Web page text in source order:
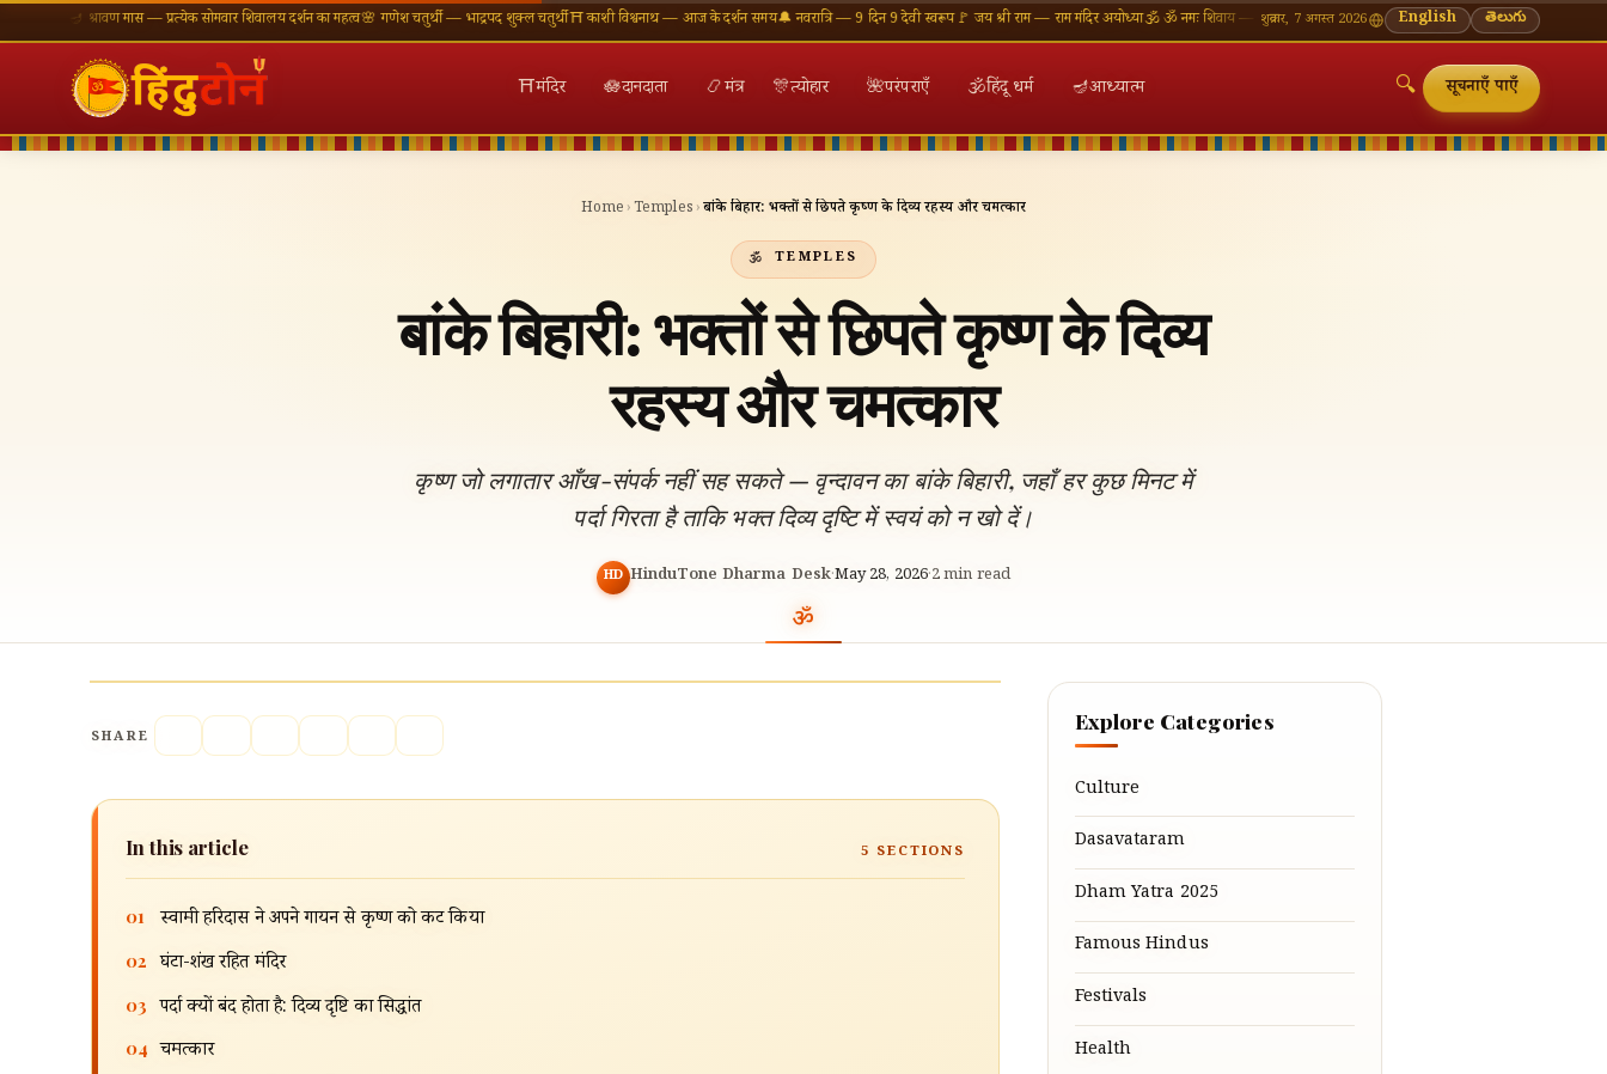
🪔 श्रावण मास — प्रत्येक सोमवार शिवालय दर्शन का महत्व🌸 गणेश चतुर्थी — भाद्रपद शुक्ल चतुर्थी⛩ काशी विश्वनाथ — आज के दर्शन समय🔔 नवरात्रि — 9 दिन 9 देवी स्वरूप🚩 जय श्री राम — राम मंदिर अयोध्या🕉 ॐ नमः शिवाय — सोमवार व्रत की शुभकामनाएँ🪔 श्रावण मास — प्रत्येक सोमवार शिवालय दर्शन का
शुक्रवार, 7 अगस्त 2026 English తెలుగు
⛩मंदिर 🪷दानदाता 📿मंत्र 🎊त्योहार 🌺परंपराएँ 🕉हिंदू धर्म 🪔आध्यात्म 🔍 सूचनाएँ पाएँ
Home ›Temples ›बांके बिहारी: भक्तों से छिपते कृष्ण के दिव्य रहस्य और चमत्कार
TEMPLES
बांके बिहारी: भक्तों से छिपते कृष्ण के दिव्य
रहस्य और चमत्कार
कृष्ण जो लगातार आँख-संपर्क नहीं सह सकते — वृन्दावन का बांके बिहारी, जहाँ हर कुछ मिनट में
पर्दा गिरता है ताकि भक्त दिव्य दृष्टि में स्वयं को न खो दें।
HD HinduTone Dharma Desk·May 28, 2026·2min read
SHARE
In this article 5 SECTIONS
01 स्वामी हरिदास ने अपने गायन से कृष्ण को प्रकट किया
02 घंटा-शंख रहित मंदिर
03 पर्दा क्यों बंद होता है: दिव्य दृष्टि का सिद्धांत
04 चमत्कार
Explore Categories
Culture
Dasavataram
Dham Yatra 2025
Famous Hindus
Festivals
Health